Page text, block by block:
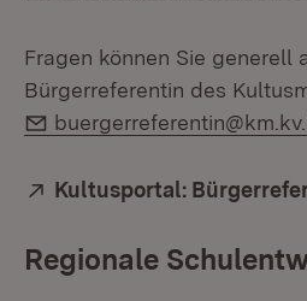
Fragen können Sie generell
Bürgerreferentin des
E-Mail:
Extern:
Kultusportal:
Regionale